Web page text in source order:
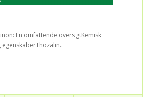
En omfattende oversigtKemisk